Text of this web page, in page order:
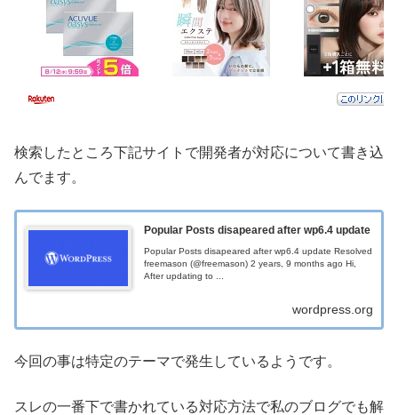
検索したところ下記サイトで開発者が対応について書き込
んでます。
Popular Posts disapeared after wp6.4 update
Popular Posts disapeared after wp6.4 update Resolved
freemason (@freemason) 2 years, 9 months ago Hi,
After updating to ...
wordpress.org
今回の事は特定のテーマで発生しているようです。
スレの一番下で書かれている対応方法で私のブログでも解